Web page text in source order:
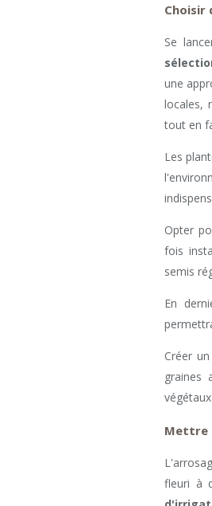
Choisir
Se
une
locales,
tout en
Les
Opter
fois
semis
En
Créer un
graines
Mettre
fleuri à